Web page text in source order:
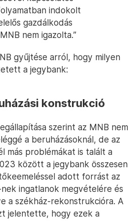
indokolt
gazdálkodás
nem igazolta.”
gyűjtése arról, hogy milyen
a jegybank:
konstrukció
szerint az MNB nem
a beruházásoknál, de az
más problémákat is talált a
között a jegybank összesen
adott forrást az
ingatlanok megvételére és
a székház-rekonstrukcióra. A
jelentette, hogy ezek a